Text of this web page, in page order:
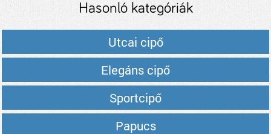
Hasonló kategóriák
Utcai cipő
Elegáns cipő
Sportcipő
Papucs